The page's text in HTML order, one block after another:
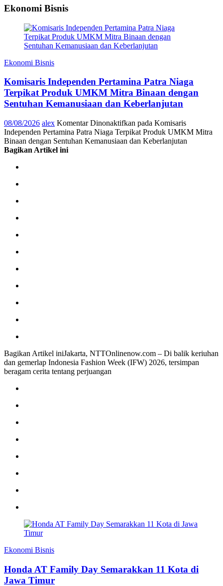
Ekonomi Bisnis
Ekonomi Bisnis
Komisaris Independen Pertamina Patra Niaga
Terpikat Produk UMKM Mitra Binaan dengan
Sentuhan Kemanusiaan dan Keberlanjutan
08/08/2026 alex Komentar Dinonaktifkan pada Komisaris
Independen Pertamina Patra Niaga Terpikat Produk UMKM Mitra
Binaan dengan Sentuhan Kemanusiaan dan Keberlanjutan
Bagikan Artikel ini
Bagikan Artikel iniJakarta, NTTOnlinenow.com – Di balik keriuhan
dan gemerlap Indonesia Fashion Week (IFW) 2026, tersimpan
beragam cerita tentang perjuangan
Ekonomi Bisnis
Honda AT Family Day Semarakkan 11 Kota di
Jawa Timur